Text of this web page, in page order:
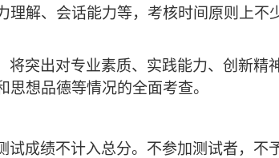
理解、会话能力等，考核时间原则上不
突出对专业素质、实践能力、创新精
想品德等情况的全面考查。
成绩不计入总分。不参加测试者，不